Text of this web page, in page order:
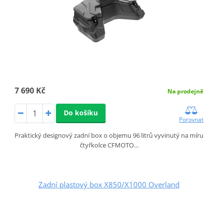
7 690 Kč Na prodejně
Do košíku
Porovnat
Praktický designový zadní box o objemu 96 litrů vyvinutý na míru
čtyřkolce CFMOTO…
Zadní plastový box X850/X1000 Overland